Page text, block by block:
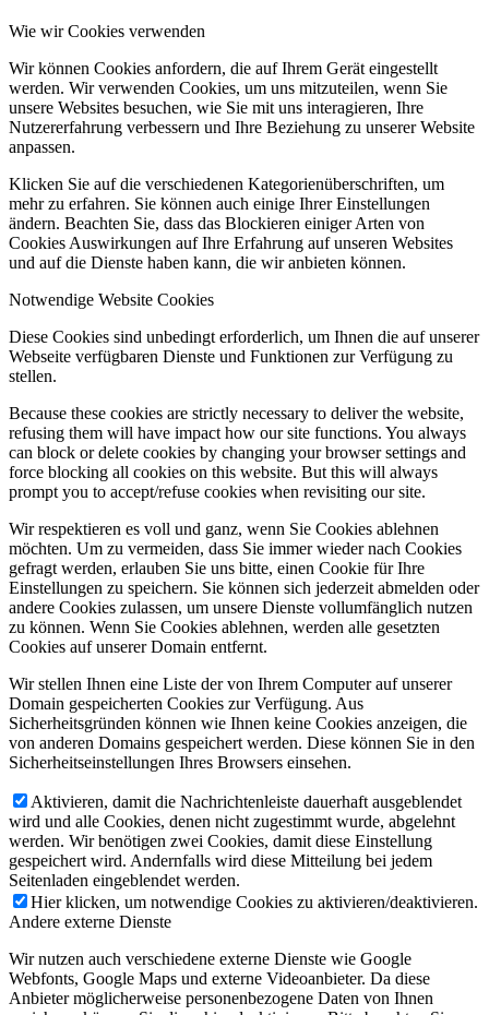
Wie wir Cookies verwenden
Wir können Cookies anfordern, die auf Ihrem Gerät eingestellt
werden. Wir verwenden Cookies, um uns mitzuteilen, wenn Sie
unsere Websites besuchen, wie Sie mit uns interagieren, Ihre
Nutzererfahrung verbessern und Ihre Beziehung zu unserer Website
anpassen.
Klicken Sie auf die verschiedenen Kategorienüberschriften, um
mehr zu erfahren. Sie können auch einige Ihrer Einstellungen
ändern. Beachten Sie, dass das Blockieren einiger Arten von
Cookies Auswirkungen auf Ihre Erfahrung auf unseren Websites
und auf die Dienste haben kann, die wir anbieten können.
Notwendige Website Cookies
Diese Cookies sind unbedingt erforderlich, um Ihnen die auf unserer
Webseite verfügbaren Dienste und Funktionen zur Verfügung zu
stellen.
Because these cookies are strictly necessary to deliver the website,
refusing them will have impact how our site functions. You always
can block or delete cookies by changing your browser settings and
force blocking all cookies on this website. But this will always
prompt you to accept/refuse cookies when revisiting our site.
Wir respektieren es voll und ganz, wenn Sie Cookies ablehnen
möchten. Um zu vermeiden, dass Sie immer wieder nach Cookies
gefragt werden, erlauben Sie uns bitte, einen Cookie für Ihre
Einstellungen zu speichern. Sie können sich jederzeit abmelden oder
andere Cookies zulassen, um unsere Dienste vollumfänglich nutzen
zu können. Wenn Sie Cookies ablehnen, werden alle gesetzten
Cookies auf unserer Domain entfernt.
Wir stellen Ihnen eine Liste der von Ihrem Computer auf unserer
Domain gespeicherten Cookies zur Verfügung. Aus
Sicherheitsgründen können wie Ihnen keine Cookies anzeigen, die
von anderen Domains gespeichert werden. Diese können Sie in den
Sicherheitseinstellungen Ihres Browsers einsehen.
Aktivieren, damit die Nachrichtenleiste dauerhaft ausgeblendet
wird und alle Cookies, denen nicht zugestimmt wurde, abgelehnt
werden. Wir benötigen zwei Cookies, damit diese Einstellung
gespeichert wird. Andernfalls wird diese Mitteilung bei jedem
Seitenladen eingeblendet werden.
Hier klicken, um notwendige Cookies zu aktivieren/deaktivieren.
Andere externe Dienste
Wir nutzen auch verschiedene externe Dienste wie Google
Webfonts, Google Maps und externe Videoanbieter. Da diese
Anbieter möglicherweise personenbezogene Daten von Ihnen